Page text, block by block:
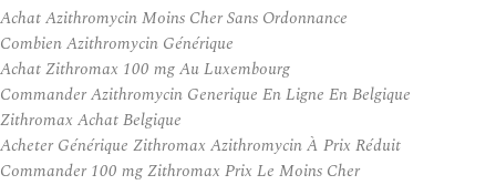
Achat Azithromycin Moins Cher Sans Ordonnance
Combien Azithromycin Générique
Achat Zithromax 100 mg Au Luxembourg
Commander Azithromycin Generique En Ligne En Belgique
Zithromax Achat Belgique
Acheter Générique Zithromax Azithromycin À Prix Réduit
Commander 100 mg Zithromax Prix Le Moins Cher